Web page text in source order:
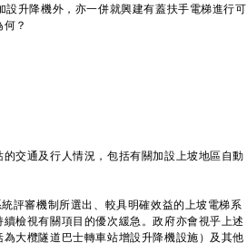
升降機外，亦一併就興建有蓋扶手電梯進行可
？
交通及行人情況，包括有關加設上坡地區自動
評審機制所選出、較具明確效益的上坡電梯系
檢視有關項目的優次緩急。政府亦會視乎上述
大欖隧道巴士轉車站增設升降機設施）及其他